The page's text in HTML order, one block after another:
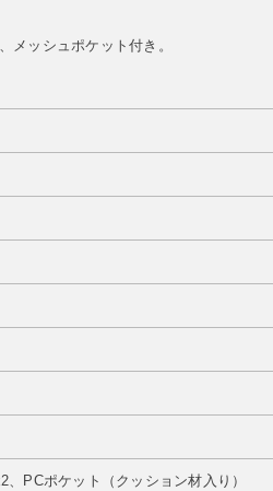
メッシュポケット付き。
PCポケット（クッション材入り）